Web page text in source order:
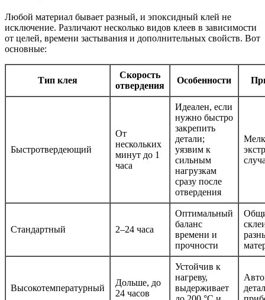
Любой материал бывает разный, и эпоксидный клей не
исключение. Различают несколько видов клеев в зависимости
от целей, времени застывания и дополнительных свойств. Вот
основные:
Тип клея
Скорость
отвердения
Особенности
Быстротвердеющий
От
нескольких
минут до 1
часа
Идеален, если
нужно быстро
закрепить
детали;
уязвим к
сильным
нагрузкам
сразу после
отвердения
Стандартный 2–24 часа
Оптимальный
баланс
времени и
прочности
Высокотемпературный
Дольше, до
24 часов
Устойчив к
нагреву,
выдерживает